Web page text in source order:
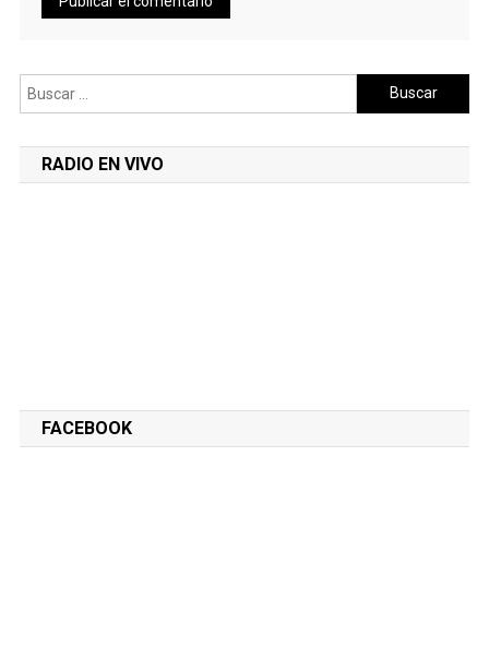
Buscar:
RADIO EN VIVO
FACEBOOK